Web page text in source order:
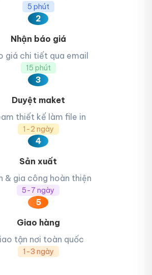
5 phút
2
Nhận báo giá
giá chi tiết qua email
15 phút
3
Duyệt maket
thiết kế làm file in
1-2 ngày
4
Sản xuất
& gia công hoàn thiện
5-7 ngày
5
Giao hàng
tận nơi toàn quốc
1-3 ngày